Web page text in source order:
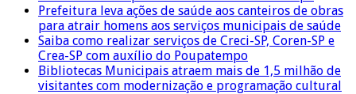
Prefeitura leva ações de saúde aos canteiros de obras
para atrair homens aos serviços municipais de saúde
Saiba como realizar serviços de Creci-SP, Coren-SP e
Crea-SP com auxílio do Poupatempo
Bibliotecas Municipais atraem mais de 1,5 milhão de
visitantes com modernização e programação cultural